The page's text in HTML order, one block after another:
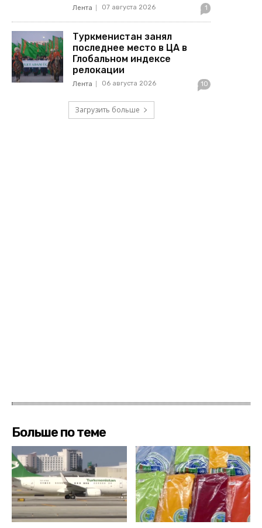
Лента 07 августа 2026 1
Туркменистан занял
последнее место в ЦА в
Глобальном индексе
релокации
Лента 06 августа 2026 10
Загрузить больше
Больше по теме